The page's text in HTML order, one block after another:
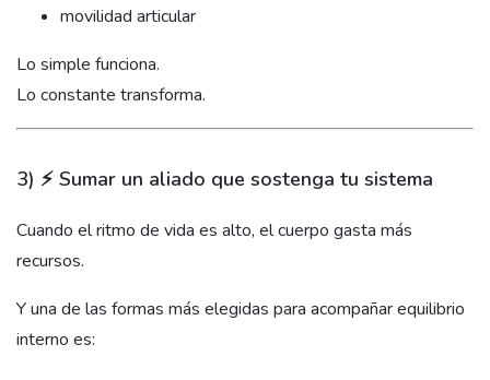
movilidad articular
Lo simple funciona.
Lo constante transforma.
3) ⚡ Sumar un aliado que sostenga tu sistema
Cuando el ritmo de vida es alto, el cuerpo gasta más
recursos.
Y una de las formas más elegidas para acompañar equilibrio
interno es: